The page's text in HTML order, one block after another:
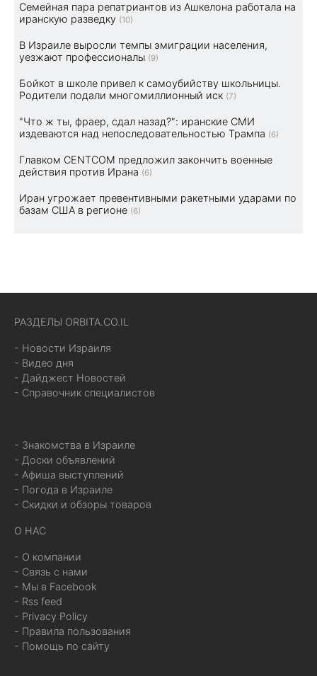
Семейная пара репатриантов из Ашкелона работала на
иранскую разведку (10)
В Израиле выросли темпы эмиграции населения,
уезжают профессионалы (9)
Бойкот в школе привел к самоубийству школьницы.
Родители подали многомиллионный иск (7)
"Что ж ты, фраер, сдал назад?": иранские СМИ
издеваются над непоследовательностью Трампа (6)
Главком CENTCOM предложил закончить военные
действия против Ирана (6)
Иран угрожает превентивными ракетными ударами по
базам США в регионе (6)
РАЗДЕЛЫ ORBITA.CO.IL
- Новости Израиля
- Видео дня
- Дайджест Новостей
- Справочник специалистов
- Знакомства в Израиле
- Доски объявлений
- Афиша выступлений
- Погода в Израиле
- Скидки и обзоры товаров
О НАС
- О компании
- Связь с нами
- Мы в Facebook
- Rss feed
- Privacy Policy
- Правила пользования
- Помощь по сайту